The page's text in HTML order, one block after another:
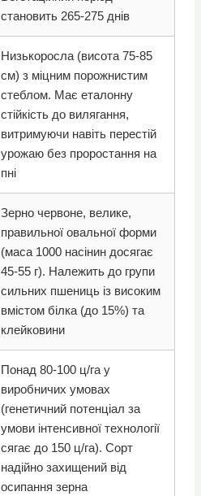
становить 265-275 днів
Низькоросла (висота 75-85
см) з міцним порожнистим
стеблом. Має еталонну
стійкість до вилягання,
витримуючи навіть перестій
урожаю без проростання на
пні
Зерно червоне, велике,
правильної овальної форми
(маса 1000 насінин досягає
45-55 г). Належить до групи
сильних пшениць із високим
вмістом білка (до 15%) та
клейковини
Понад 80-100 ц/га у
виробничих умовах
(генетичний потенціал за
умови інтенсивної технології
сягає до 150 ц/га). Сорт
надійно захищений від
осипання зерна